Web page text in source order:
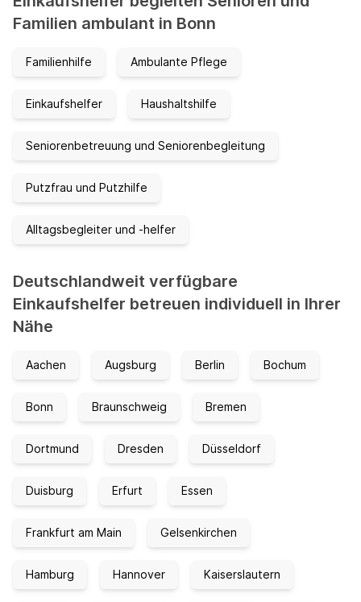
Familien ambulant in Bonn
Familienhilfe Ambulante Pflege
Einkaufshelfer Haushaltshilfe
Seniorenbetreuung und Seniorenbegleitung
Putzfrau und Putzhilfe
Alltagsbegleiter und -helfer
Deutschlandweit verfügbare
Einkaufshelfer betreuen individuell in Ihrer
Nähe
Aachen Augsburg Berlin Bochum
Bonn Braunschweig Bremen
Dortmund Dresden Düsseldorf
Duisburg Erfurt Essen
Frankfurt am Main Gelsenkirchen
Hamburg Hannover Kaiserslautern